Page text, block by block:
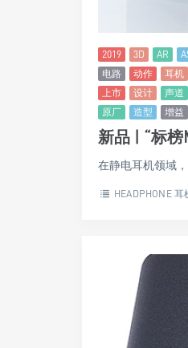
2019 3D AR
电路
动作 耳机
上市
设计 声道
原厂
造型 增益
新品 | “标
在静电耳机领域
HEADPHONE 耳